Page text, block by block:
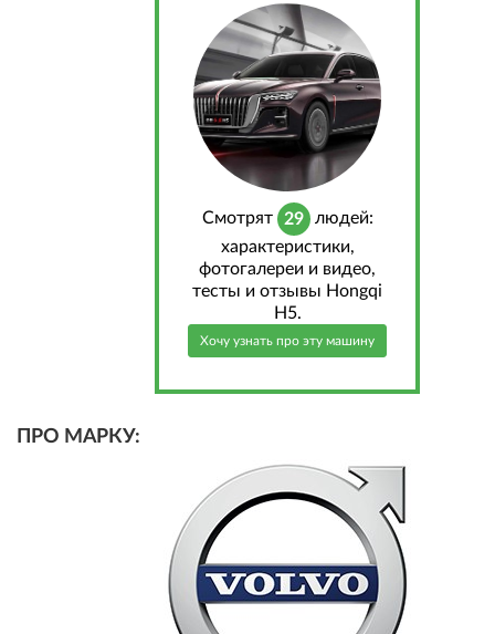
Cмотрят 29 людей:
характеристики,
фотогалереи и видео,
тесты и отзывы Hongqi
H5.
Хочу узнать про эту машину
ПРО МАРКУ: